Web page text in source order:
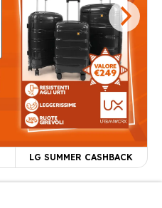
LG SUMMER CASHBACK